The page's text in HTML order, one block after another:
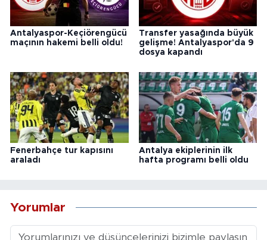
Antalyaspor-Keçiörengücü
maçının hakemi belli oldu!
Transfer yasağında büyük
gelişme! Antalyaspor'da 9
dosya kapandı
Fenerbahçe tur kapısını
araladı
Antalya ekiplerinin ilk
hafta programı belli oldu
Yorumlar